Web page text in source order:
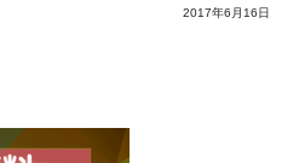
2017年6月16日